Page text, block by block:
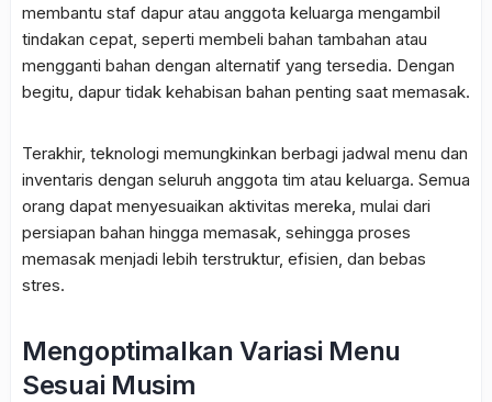
membantu staf dapur atau anggota keluarga mengambil
tindakan cepat, seperti membeli bahan tambahan atau
mengganti bahan dengan alternatif yang tersedia. Dengan
begitu, dapur tidak kehabisan bahan penting saat memasak.
Terakhir, teknologi memungkinkan berbagi jadwal menu dan
inventaris dengan seluruh anggota tim atau keluarga. Semua
orang dapat menyesuaikan aktivitas mereka, mulai dari
persiapan bahan hingga memasak, sehingga proses
memasak menjadi lebih terstruktur, efisien, dan bebas
stres.
Mengoptimalkan Variasi Menu
Sesuai Musim